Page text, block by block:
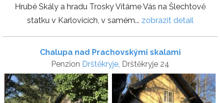
Hrubé Skály a hradu Trosky Vítáme Vás na Šlechtově
statku v Karlovicích, v samém... zobrazit detail
Chalupa nad Prachovskými skalami
Penzion Drštěkryje, Drštěkryje 24